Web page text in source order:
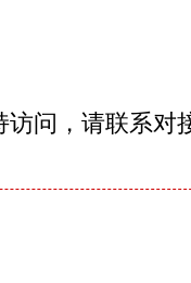
问，请联系对